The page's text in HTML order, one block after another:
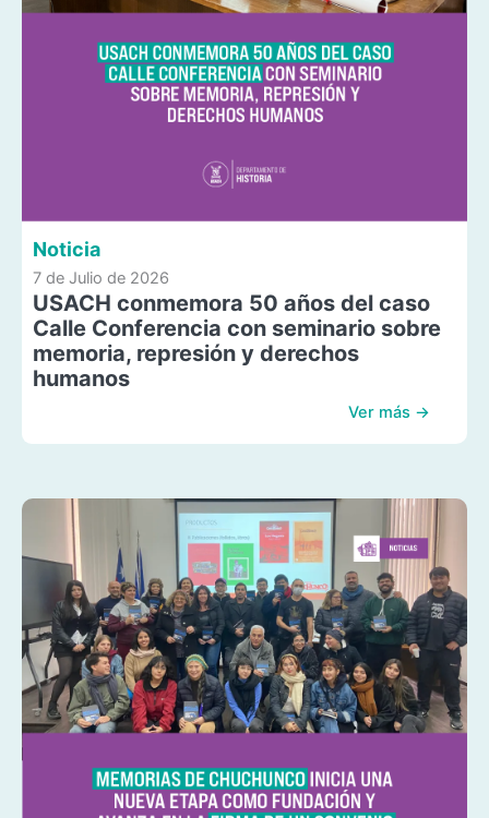
Noticia
7 de Julio de 2026
USACH conmemora 50 años del caso
Calle Conferencia con seminario sobre
memoria, represión y derechos
humanos
Ver más →